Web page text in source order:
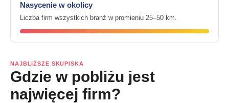
Nasycenie w okolicy
Liczba firm wszystkich branż w promieniu 25–50 km.
NAJBLIŻSZE SKUPISKA
Gdzie w pobliżu jest
najwięcej firm?